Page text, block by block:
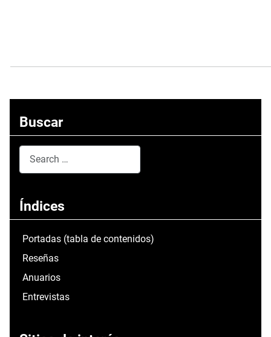
Buscar
Índices
Portadas (tabla de contenidos)
Reseñas
Anuarios
Entrevistas